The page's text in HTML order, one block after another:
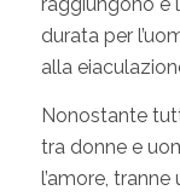
durata per
alla
Nonostante
tra donne e
l’amore,